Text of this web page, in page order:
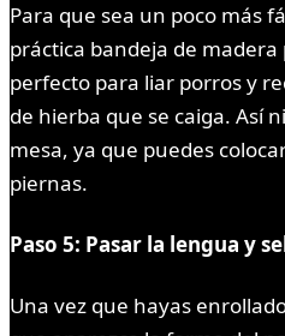
Para que sea un poco más
práctica bandeja de
perfecto para liar porros y
de hierba que se caiga. Así
mesa, ya que puedes
piernas.
Paso 5: Pasar la lengua y
Una vez que hayas